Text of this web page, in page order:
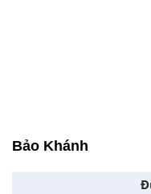
Bảo Khánh